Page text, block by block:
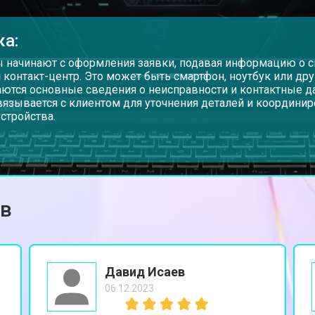
от 110 мин
от 50 мин
от 90 мин
от 50 мин
начинают с оформления заявки, подавая информацию о
контакт-центр. Это может быть смартфон, ноутбук или
основные сведения о неисправности и контактные
с клиентом для уточнения деталей и
Давид Исаев
06.12.2023